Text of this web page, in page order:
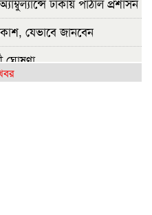
যেভাবে জানবেন
ঘোষণা
আমিষপণ্যে অস্বস্থি